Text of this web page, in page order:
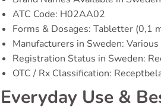
ATC Code: H02AA02
Forms & Dosages: Tabletter (0,1
Manufacturers in Sweden: Various
Registration Status in Sweden:
OTC / Rx Classification:
Everyday Use &